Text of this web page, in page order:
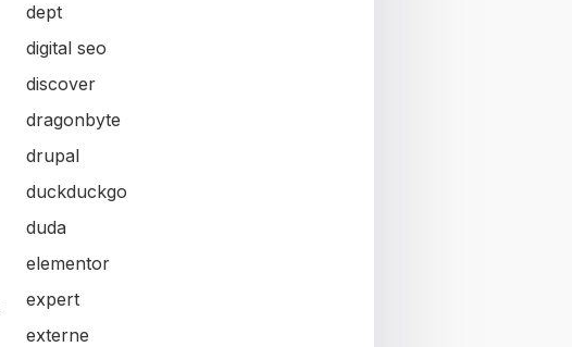
dept
digital seo
discover
dragonbyte
drupal
duckduckgo
duda
elementor
expert
externe